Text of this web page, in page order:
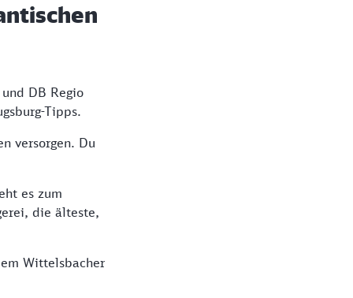
DB Regio
Tipps.
versorgen. Du
es zum
die älteste,
Wittelsbacher